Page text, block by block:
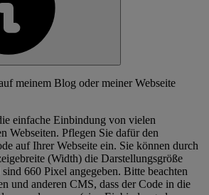
meinem Blog oder meiner Webseite
einfache Einbindung von vielen
Webseiten. Pflegen Sie dafür den
auf Ihrer Webseite ein. Sie können durch
(Width) die Darstellungsgröße
660 Pixel angegeben. Bitte beachten
und anderen CMS, dass der Code in die